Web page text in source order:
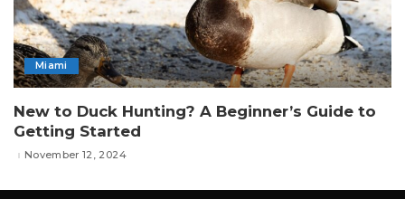
Miami
New to Duck Hunting? A Beginner’s Guide to
Getting Started
November 12, 2024